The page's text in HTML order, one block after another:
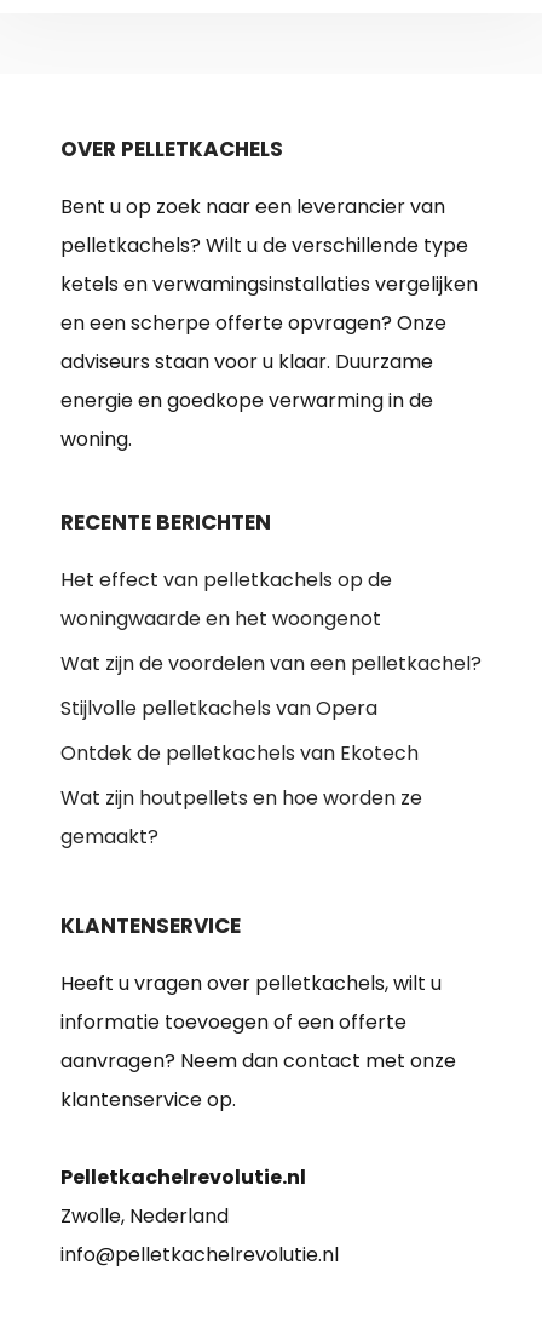
OVER PELLETKACHELS
Bent u op zoek naar een leverancier van
pelletkachels? Wilt u de verschillende type
ketels en verwamingsinstallaties vergelijken
en een scherpe offerte opvragen? Onze
adviseurs staan voor u klaar. Duurzame
energie en goedkope verwarming in de
woning.
RECENTE BERICHTEN
Het effect van pelletkachels op de
woningwaarde en het woongenot
Wat zijn de voordelen van een pelletkachel?
Stijlvolle pelletkachels van Opera
Ontdek de pelletkachels van Ekotech
Wat zijn houtpellets en hoe worden ze
gemaakt?
KLANTENSERVICE
Heeft u vragen over pelletkachels, wilt u
informatie toevoegen of een offerte
aanvragen? Neem dan contact met onze
klantenservice op.
Pelletkachelrevolutie.nl
Zwolle, Nederland
info@pelletkachelrevolutie.nl